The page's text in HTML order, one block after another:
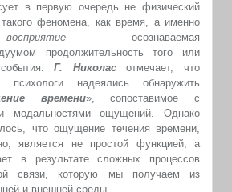
в первую очередь не физический
такого феномена, как время, а именно
восприятие — осознаваемая
продолжительность того или
Г. Николасотмечает, что
психологи надеялись обнаружить
времени», сопоставимое с
модальностями ощущений. Однако
что ощущение течения времени,
является не простой функцией, а
в результате сложных процессов
связи, которую мы получаем из
и внешней среды.